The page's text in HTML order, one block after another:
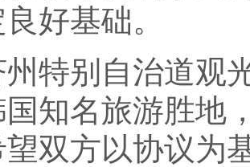
好基础。
别自治道观光
知名旅游胜地
双方以协议为